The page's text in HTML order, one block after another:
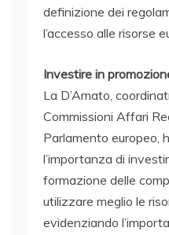
definizione dei
l’accesso alle risorse
Investire in
La D’Amato,
Commissioni Affari
Parlamento europeo,
l’importanza di
formazione delle
utilizzare meglio le
evidenziando